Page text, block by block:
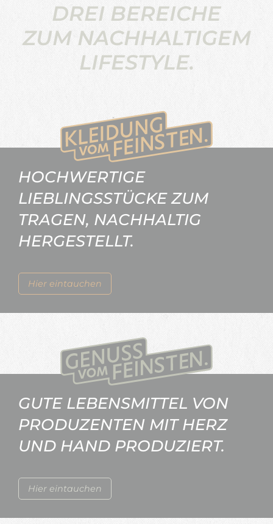
DREI BEREICHE
ZUM NACHHALTIGEM
LIFESTYLE.
Hier eintauchen
HOCHWERTIGE
LIEBLINGSSTÜCKE ZUM
TRAGEN, NACHHALTIG
HERGESTELLT.
Hier eintauchen
GUTE LEBENSMITTEL VON
PRODUZENTEN MIT HERZ
UND HAND PRODUZIERT.